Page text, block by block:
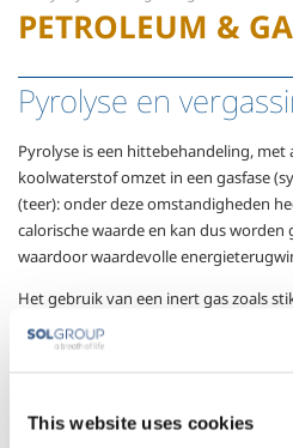
This website uses cookies
PETROLEUM &
Pyrolyse en
Pyrolyse is een hittebehandeling,
koolwaterstof omzet in een gasfase
(teer): onder deze omstandigheden
calorische waarde en kan dus
waardoor waardevolle
Het gebruik van een inert gas zoals
pyrolyse en zuivere zuurstof als
SOL technologie, maakt een accurate
Gassen